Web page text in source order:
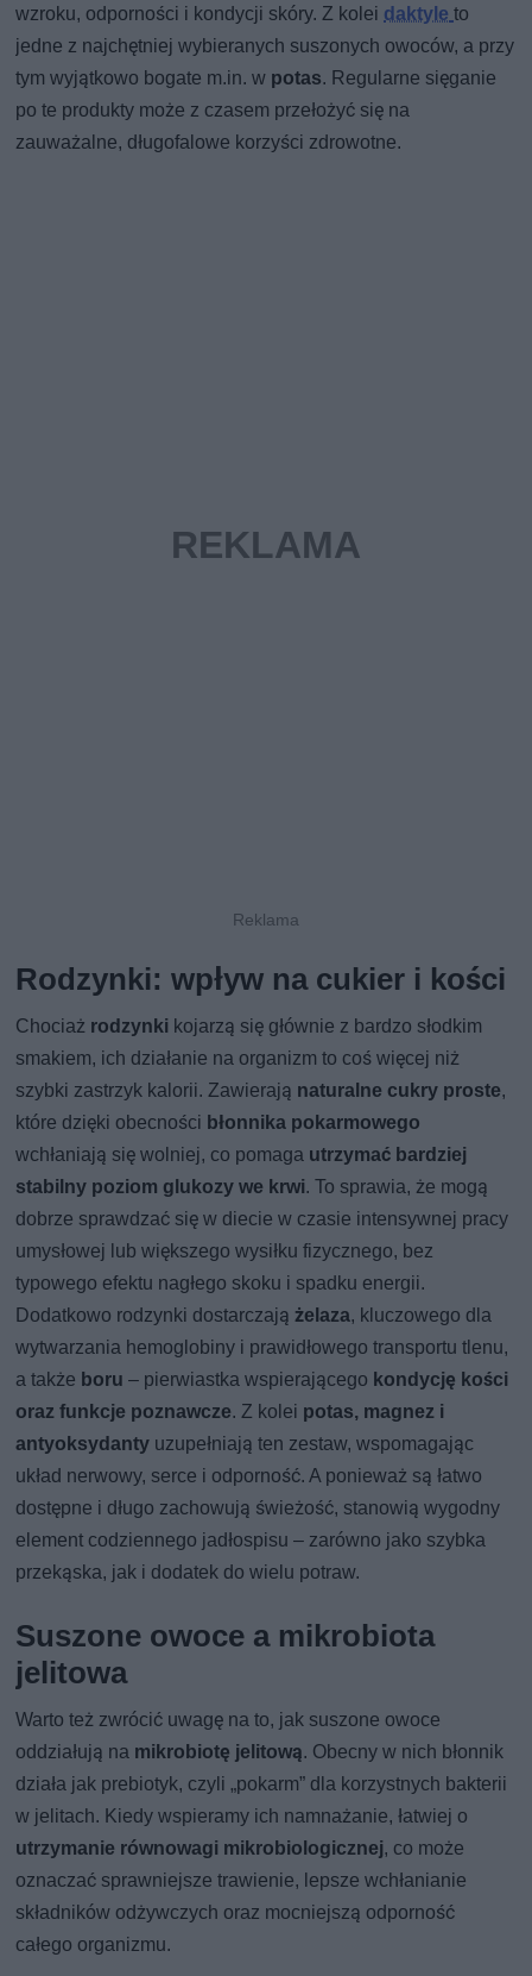
wzroku, odporności i kondycji skóry. Z kolei daktyle to
jedne z najchętniej wybieranych suszonych owoców, a przy
tym wyjątkowo bogate m.in. w potas. Regularne sięganie
po te produkty może z czasem przełożyć się na
zauważalne, długofalowe korzyści zdrowotne.
Rodzynki: wpływ na cukier i kości
Chociaż rodzynki kojarzą się głównie z bardzo słodkim
smakiem, ich działanie na organizm to coś więcej niż
szybki zastrzyk kalorii. Zawierają naturalne cukry proste,
które dzięki obecności błonnika pokarmowego
wchłaniają się wolniej, co pomaga utrzymać bardziej
stabilny poziom glukozy we krwi. To sprawia, że mogą
dobrze sprawdzać się w diecie w czasie intensywnej pracy
umysłowej lub większego wysiłku fizycznego, bez
typowego efektu nagłego skoku i spadku energii.
Dodatkowo rodzynki dostarczajążelaza, kluczowego dla
wytwarzania hemoglobiny i prawidłowego transportu tlenu,
a także boru – pierwiastka wspierającego kondycję kości
oraz funkcje poznawcze. Z kolei potas, magnez i
antyoksydanty uzupełniają ten zestaw, wspomagając
układ nerwowy, serce i odporność. A ponieważ są łatwo
dostępne i długo zachowują świeżość, stanowią wygodny
element codziennego jadłospisu – zarówno jako szybka
przekąska, jak i dodatek do wielu potraw.
Suszone owoce a mikrobiota
jelitowa
Warto też zwrócić uwagę na to, jak suszone owoce
oddziałują na mikrobiotę jelitową. Obecny w nich błonnik
działa jak prebiotyk, czyli „pokarm” dla korzystnych bakterii
w jelitach. Kiedy wspieramy ich namnażanie, łatwiej o
utrzymanie równowagi mikrobiologicznej, co może
oznaczać sprawniejsze trawienie, lepsze wchłanianie
składników odżywczych oraz mocniejszą odporność
całego organizmu.